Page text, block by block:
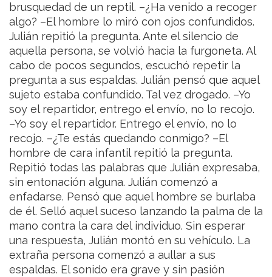
brusquedad de un reptil. –¿Ha venido a recoger
algo? –El hombre lo miró con ojos confundidos.
Julián repitió la pregunta. Ante el silencio de
aquella persona, se volvió hacia la furgoneta. Al
cabo de pocos segundos, escuchó repetir la
pregunta a sus espaldas. Julián pensó que aquel
sujeto estaba confundido. Tal vez drogado. –Yo
soy el repartidor, entrego el envío, no lo recojo.
–Yo soy el repartidor. Entrego el envío, no lo
recojo. –¿Te estás quedando conmigo? –El
hombre de cara infantil repitió la pregunta.
Repitió todas las palabras que Julián expresaba,
sin entonación alguna. Julián comenzó a
enfadarse. Pensó que aquel hombre se burlaba
de él. Selló aquel suceso lanzando la palma de la
mano contra la cara del individuo. Sin esperar
una respuesta, Julián montó en su vehículo. La
extraña persona comenzó a aullar a sus
espaldas. El sonido era grave y sin pasión